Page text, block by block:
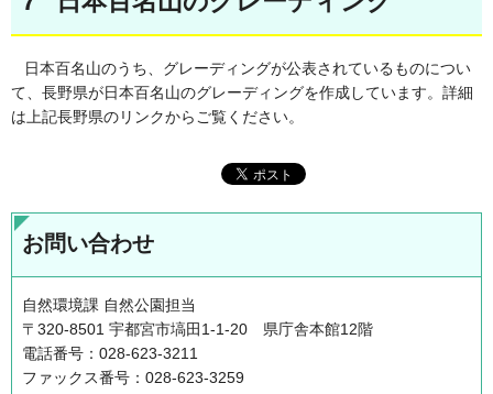
日本百名山のうち、グレーディングが公表されているものについ
て、長野県が日本百名山のグレーディングを作成しています。詳細
は上記長野県のリンクからご覧ください。
お問い合わせ
自然環境課 自然公園担当
〒320-8501 宇都宮市塙田1-1-20 県庁舎本館12階
電話番号：028-623-3211
ファックス番号：028-623-3259